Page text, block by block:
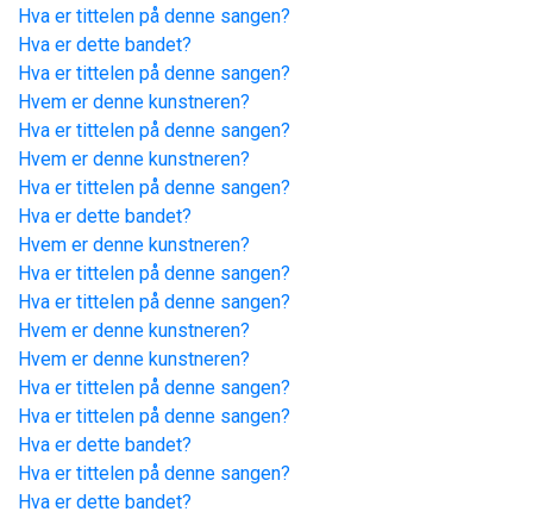
Hva er tittelen på denne sangen?
Hva er dette bandet?
Hva er tittelen på denne sangen?
Hvem er denne kunstneren?
Hva er tittelen på denne sangen?
Hvem er denne kunstneren?
Hva er tittelen på denne sangen?
Hva er dette bandet?
Hvem er denne kunstneren?
Hva er tittelen på denne sangen?
Hva er tittelen på denne sangen?
Hvem er denne kunstneren?
Hvem er denne kunstneren?
Hva er tittelen på denne sangen?
Hva er tittelen på denne sangen?
Hva er dette bandet?
Hva er tittelen på denne sangen?
Hva er dette bandet?